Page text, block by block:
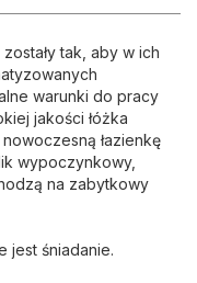
tak, aby w ich
warunki do pracy
jakości łóżka
łazienkę
wypoczynkowy,
na zabytkowy
jest śniadanie.